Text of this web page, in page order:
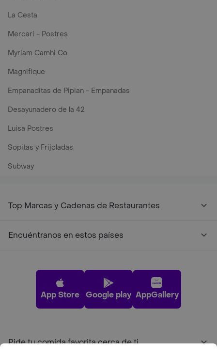
La Cesta
Mercari - Postres
Myriam Camhi Co
Magnifique
Empanaditas de Pipian - Empanadas
Desayunadero de la 42
Luisa Postres
Sopitas y Frijoladas
Subway
Top Marcas y Cadenas de Restaurantes
Encuéntranos en estos países
App Store Google play AppGallery
Pide tu comida favorita cerca de ti